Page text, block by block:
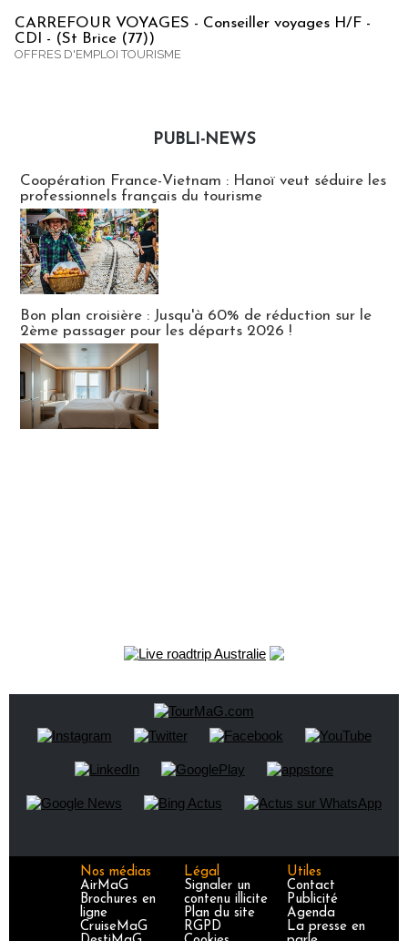
CARREFOUR VOYAGES - Conseiller voyages H/F -
CDI - (St Brice (77))
OFFRES D'EMPLOI TOURISME
PUBLI-NEWS
Coopération France-Vietnam : Hanoï veut séduire les
professionnels français du tourisme
Bon plan croisière : Jusqu'à 60% de réduction sur le
2ème passager pour les départs 2026 !
Nos médias
AirMaG
Brochures en
ligne
CruiseMaG
Légal
Signaler un
contenu illicite
Plan du site
RGPD
Utiles
Contact
Publicité
Agenda
La presse en